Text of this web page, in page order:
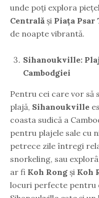
unde poți explora
Centrală și Piața Psar
de noapte vibrantă.
Sihanoukville:
Cambodgiei
Pentru cei care vor să
plajă, Sihanoukville
coasta sudică a
pentru plajele sale cu
petrece zile întregi
snorkeling, sau
ar fi Koh Rong și Koh
locuri perfecte pentru